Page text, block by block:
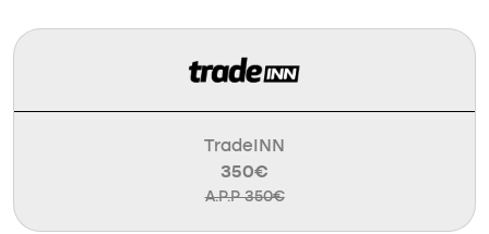
TradeINN
350€
A.P.P 350€